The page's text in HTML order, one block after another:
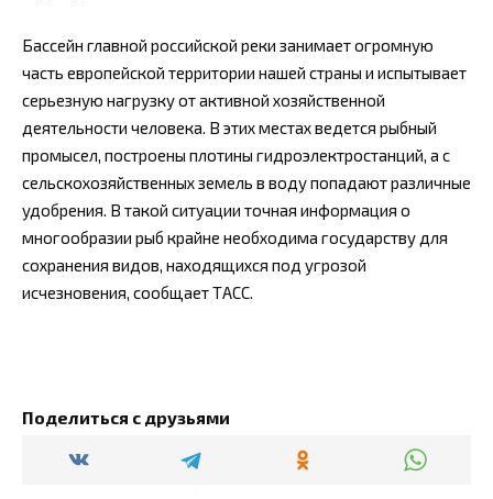
Бассейн главной российской реки занимает огромную
часть европейской территории нашей страны и испытывает
серьезную нагрузку от активной хозяйственной
деятельности человека. В этих местах ведется рыбный
промысел, построены плотины гидроэлектростанций, а с
сельскохозяйственных земель в воду попадают различные
удобрения. В такой ситуации точная информация о
многообразии рыб крайне необходима государству для
сохранения видов, находящихся под угрозой
исчезновения, сообщает ТАСС.
Поделиться с друзьями